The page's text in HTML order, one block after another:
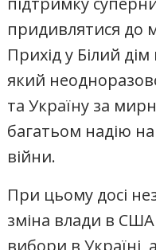
придивлятися до
Прихід у Білий
який
та Україну за
багатьом надію
війни.
При цьому досі
зміна влади в
вибори в Україні,